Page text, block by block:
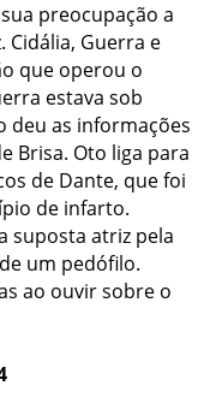
preocupação a
Guerra e
que operou o
estava sob
deu as informações
Brisa. Oto liga para
de Dante, que foi
de infarto.
suposta atriz pela
um pedófilo.
ao ouvir sobre o